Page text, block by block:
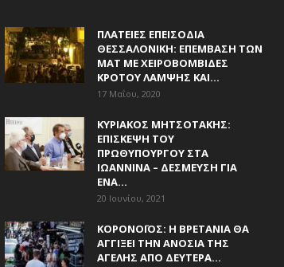
ΠΛΑΤΕΊΕΣ ΕΠΕΙΣΌΔΙΑ
ΘΕΣΣΑΛΟΝΊΚΗ: ΕΠΈΜΒΑΣΗ ΤΩΝ
ΜΑΤ ΜΕ ΧΕΙΡΟΒΟΜΒΊΔΕΣ
ΚΡΌΤΟΥ ΛΆΜΨΗΣ ΚΑΙ...
17 Μαΐου, 2020
ΚΥΡΙΆΚΟΣ ΜΗΤΣΟΤΆΚΗΣ:
ΕΠΊΣΚΕΨΗ ΤΟΥ
ΠΡΩΘΥΠΟΥΡΓΟΎ ΣΤΑ
ΙΩΆΝΝΙΝΑ – ΔΈΣΜΕΥΣΗ ΓΙΑ
ΈΝΑ...
20 Ιουνίου, 2021
ΚΟΡΟΝΟΪΌΣ: Η ΒΡΕΤΑΝΊΑ ΘΑ
ΑΓΓΊΞΕΙ ΤΗΝ ΑΝΟΣΊΑ ΤΗΣ
ΑΓΈΛΗΣ ΑΠΌ ΔΕΥΤΈΡΑ...